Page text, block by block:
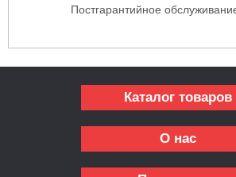
Постгарантийное
Каталог товаров
О нас